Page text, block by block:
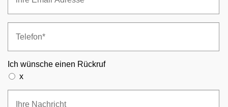
Ich wünsche einen Rückruf
x